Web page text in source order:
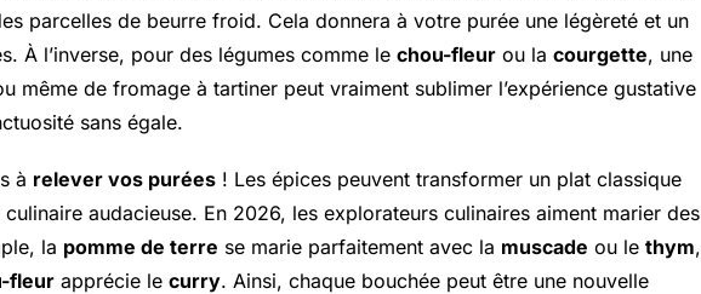
parcelles de beurre froid. Cela donnera à votre purée une légèreté et un
À l’inverse, pour des légumes comme le chou-fleur ou la courgette, une
même de fromage à tartiner peut vraiment sublimer l’expérience gustative
sans égale.
à relever vos purées ! Les épices peuvent transformer un plat classique
audacieuse. En 2026, les explorateurs culinaires aiment marier des
la pomme de terre se marie parfaitement avec la muscade ou le thym,
fleur apprécie le curry. Ainsi, chaque bouchée peut être une nouvelle